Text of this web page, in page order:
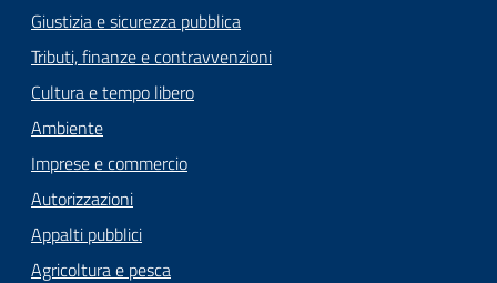
Giustizia e sicurezza pubblica
Tributi, finanze e contravvenzioni
Cultura e tempo libero
Ambiente
Imprese e commercio
Autorizzazioni
Appalti pubblici
Agricoltura e pesca